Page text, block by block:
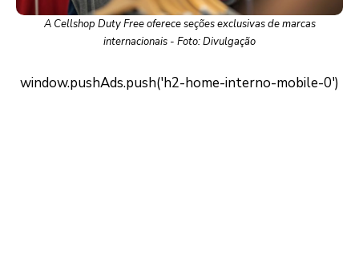
A Cellshop Duty Free oferece seções exclusivas de marcas
internacionais - Foto: Divulgação